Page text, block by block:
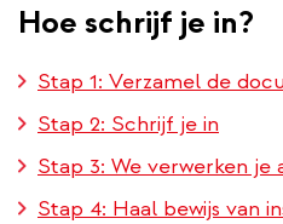
Hoe schrijf je in?
Stap 1: Verzamel de
Stap 2: Schrijf je in
Stap 3: We verwerken je
Stap 4: Haal bewijs van